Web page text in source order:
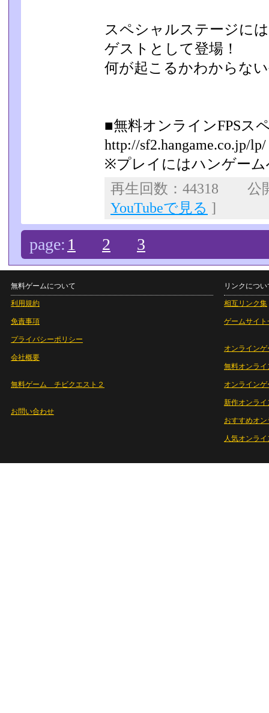
スペシャルステージに
ゲストとして登場！
何が起こるかわからな
■無料オンラインFPSス
http://sf2.hangame.co.jp/lp/
※プレイにはハンゲー
再生回数：44318 公
YouTubeで見る ]
page: 1 2 3
無料ゲームについて
利用規約
免責事項
プライバシーポリシー
会社概要
無料ゲーム チビクエスト２
お問い合わせ
リンクについ
相互リンク集
ゲームサイト
オンラインゲ
無料オンライ
オンライン
新作オンライ
おすすめオ
人気オンラ